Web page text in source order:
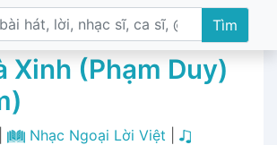
Tìm
Xinh (Phạm Duy)
Nhạc Ngoại Lời Việt